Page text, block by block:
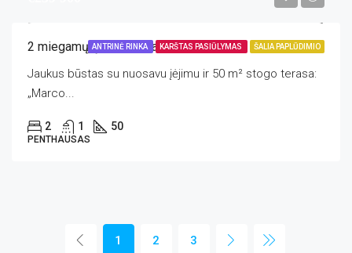
ANTRINĖ RINKA KARŠTAS PASIŪLYMAS ŠALIA PAPLŪDIMIO
2 miegamųjų penthausas, La Zenia
Jaukus būstas su nuosavu įėjimu ir 50 m² stogo terasa:
„Marco...
2 1 50
PENTHAUSAS
1 2 3